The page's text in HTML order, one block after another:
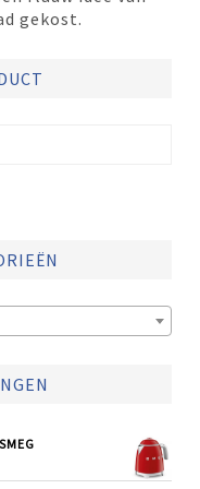
gekost.